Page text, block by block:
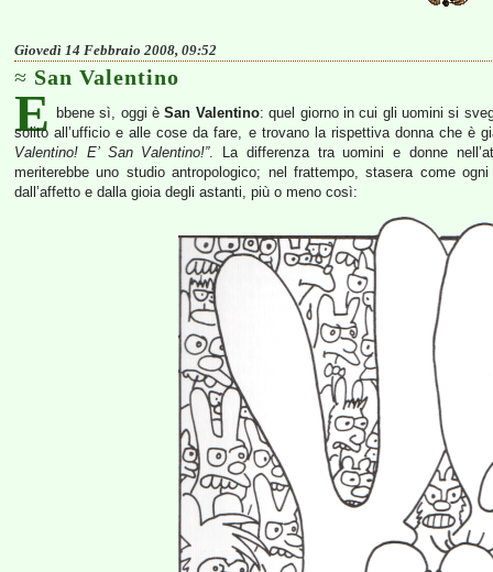
Giovedì 14 Febbraio 2008, 09:52
San Valentino
E bbene sì, oggi èSan Valentino: quel giorno in cui gli uomini si
solito all’ufficio e alle cose da fare, e trovano la rispettiva donna che è
Valentino! E’ San Valentino!”. La differenza tra uomini e donne
meriterebbe uno studio antropologico; nel frattempo, stasera come
dall’affetto e dalla gioia degli astanti, più o meno così: